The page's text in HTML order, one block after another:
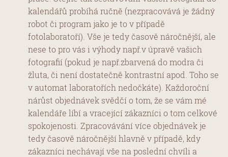
kalendářů probíhá ručně (nezpracovává je žádný
robot či program jako je to v případě
fotolaboratoří). Vše je tedy časově náročnější, ale
nese to pro vás i výhody např.v úpravě vašich
fotografií (pokud je např.zbarvená do modra či
žluta, či není dostatečně kontrastní apod. Toho se
v automat laboratořích nedočkáte). Každoroční
nárůst objednávek svědčí o tom, že se vám mé
kalendáře líbí a vracející zákazníci o tom celkové
spokojenosti. Zpracovávání více objednávek je
tedy časově náročnější hlavně v případě, kdy
zákazníci nechávají vše na poslední chvíli a